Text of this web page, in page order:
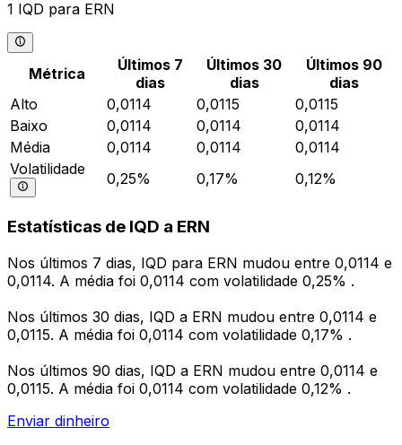
1 IQD para ERN
Métrica
Últimos 7
dias
Últimos 30
dias
Últimos 90
dias
Alto
0,0114 0,0115
0,0115
Baixo
0,0114 0,0114
0,0114
Média
0,0114 0,0114
0,0114
Volatilidade
0,25% 0,17% 0,12%
Estatísticas de IQD a ERN
Nos últimos 7 dias, IQD para ERN mudou entre 0,0114 e
0,0114. A média foi 0,0114 com volatilidade 0,25% .
Nos últimos 30 dias, IQD a ERN mudou entre 0,0114 e
0,0115. A média foi 0,0114 com volatilidade 0,17% .
Nos últimos 90 dias, IQD a ERN mudou entre 0,0114 e
0,0115. A média foi 0,0114 com volatilidade 0,12% .
Enviar dinheiro